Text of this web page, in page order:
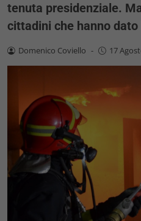
tenuta presidenziale.
cittadini che hanno dato
Domenico Coviello - 17